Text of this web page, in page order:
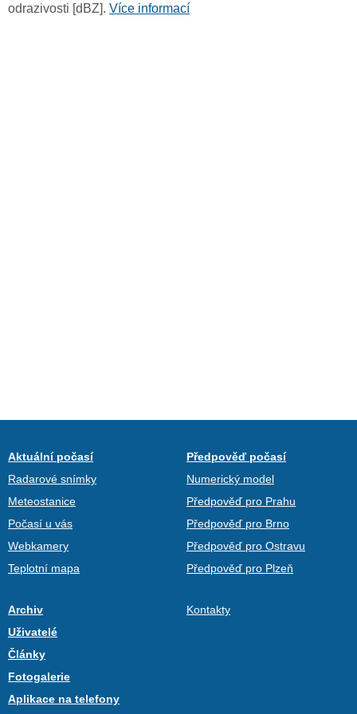
odrazivosti [dBZ]. Více informací
Aktuální počasí
Radarové snímky
Meteostanice
Počasí u vás
Webkamery
Teplotní mapa
Předpověď počasí
Numerický model
Předpověď pro Prahu
Předpověď pro Brno
Předpověď pro Ostravu
Předpověď pro Plzeň
Archiv
Uživatelé
Články
Fotogalerie
Aplikace na telefony
Kontakty